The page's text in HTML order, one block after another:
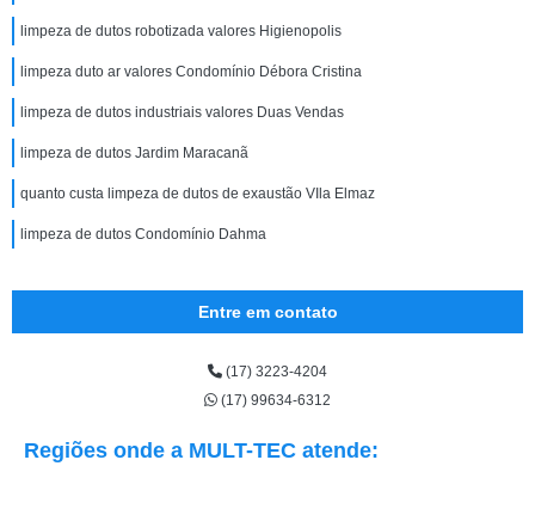
limpeza de dutos robotizada valores Higienopolis
limpeza duto ar valores Condomínio Débora Cristina
limpeza de dutos industriais valores Duas Vendas
limpeza de dutos Jardim Maracanã
quanto custa limpeza de dutos de exaustão VIla Elmaz
limpeza de dutos Condomínio Dahma
Entre em contato
(17) 3223-4204
(17) 99634-6312
Regiões onde a MULT-TEC atende: